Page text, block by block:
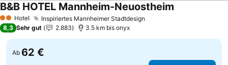
2 Sterne
Hotel Inspiriertes Mannheimer Stadtdesign
B&B HOTEL Mannheim-Neuostheim
8,3 Sehr gut 2.883 3.5 km bis onyx
Ab 62 €